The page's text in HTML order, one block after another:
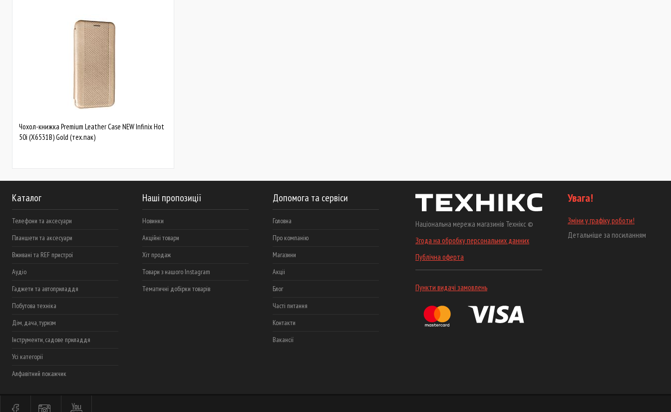
Чохол-книжка Premium Leather Case NEW Infinix Hot
50i (X6531B) Gold (тех.пак)
Каталог
Телефони та аксесуари
Планшети та аксесуари
Вживані та REF пристрої
Аудіо
Гаджети та автоприладдя
Побутова техніка
Дім, дача, туризм
Інструменти, садове приладдя
Усі категорії
Алфавітний покажчик
Наші пропозиції
Новинки
Акційні товари
Хіт продаж
Товари з нашого Instagram
Тематичні добірки товарів
Допомога та сервіси
Головна
Про компанію
Магазини
Акціі
Блог
Часті питання
Контакти
Вакансії
Національна мережа магазинів Технікс ©
Згода на обробку персональних данних
Публічна оферта
Пункти видачі замовлень
Увага!
Зміни у графіку роботи!
Детальніше за посиланням